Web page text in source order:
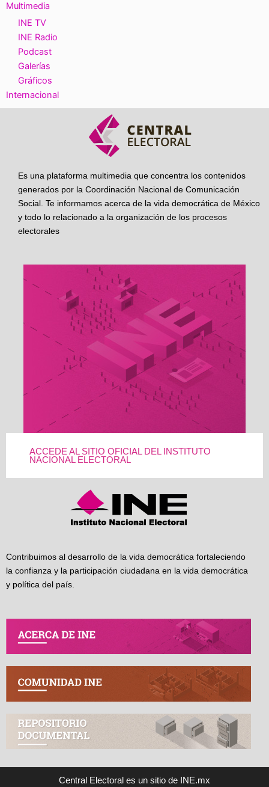
Multimedia
INE TV
INE Radio
Podcast
Galerías
Gráficos
Internacional
Es una plataforma multimedia que concentra los contenidos
generados por la Coordinación Nacional de Comunicación
Social. Te informamos acerca de la vida democrática de México
y todo lo relacionado a la organización de los procesos
electorales
ACCEDE AL SITIO OFICIAL DEL INSTITUTO
NACIONAL ELECTORAL
Contribuimos al desarrollo de la vida democrática fortaleciendo
la confianza y la participación ciudadana en la vida democrática
y política del país.
Central Electoral es un sitio de INE.mx